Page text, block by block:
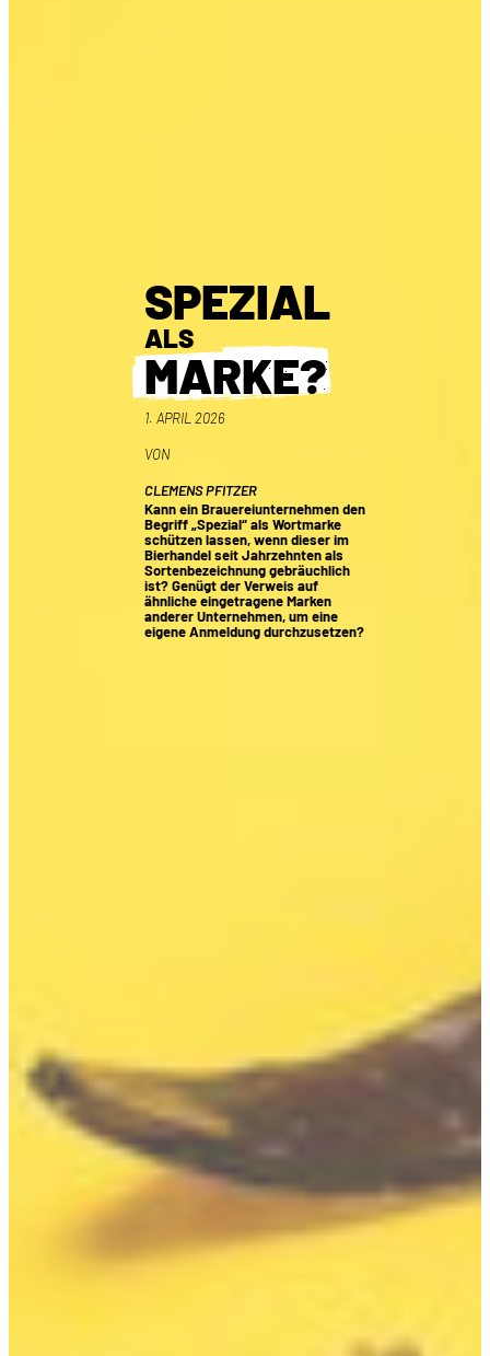
SPEZIAL
ALS
MARKE?
1. APRIL 2026
VON
CLEMENS PFITZER
Kann ein Brauereiunternehmen den
Begriff „Spezial“ als Wortmarke
schützen lassen, wenn dieser im
Bierhandel seit Jahrzehnten als
Sortenbezeichnung gebräuchlich
ist? Genügt der Verweis auf
ähnliche eingetragene Marken
anderer Unternehmen, um eine
eigene Anmeldung durchzusetzen?